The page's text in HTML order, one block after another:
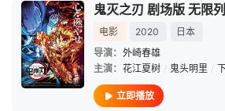
鬼灭之刃 剧场版 无限
电影 2020
日本
导演： 外崎春雄
主演： 花江夏树 / 鬼头明里 /
立即播放